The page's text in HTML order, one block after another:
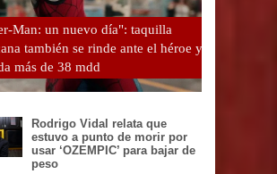
Man: un nuevo día": taquilla
también se rinde ante el héroe y
más de 38 mdd
Rodrigo Vidal relata que
estuvo a punto de morir por
usar ‘OZEMPIC’ para bajar de
peso